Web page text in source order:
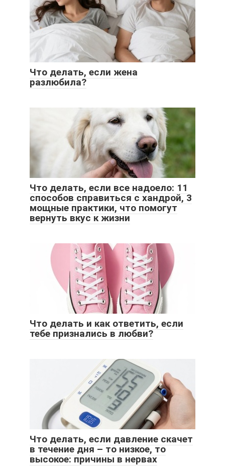
Что делать, если жена
разлюбила?
Что делать, если все надоело: 11
способов справиться с хандрой, 3
мощные практики, что помогут
вернуть вкус к жизни
Что делать и как ответить, если
тебе признались в любви?
Что делать, если давление скачет
в течение дня – то низкое, то
высокое: причины в нервах